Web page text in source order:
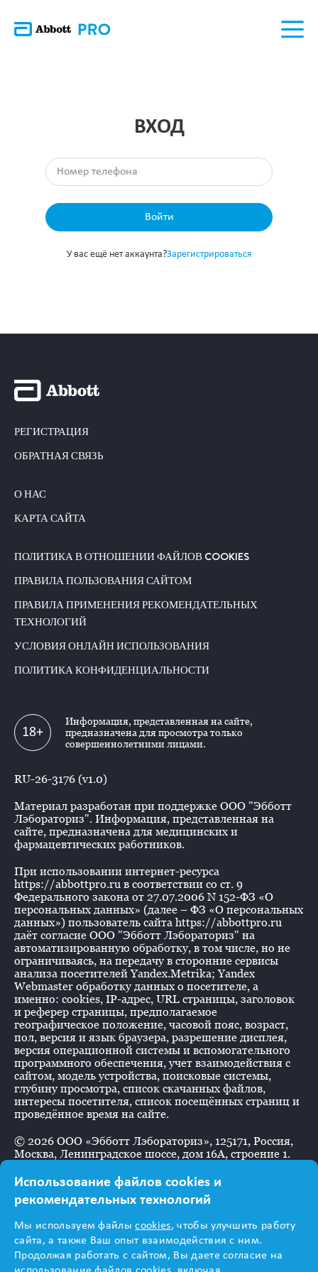
ВХОД
Войти
У вас ещё нет аккаунта?Зарегистрироваться
РЕГИСТРАЦИЯ
ОБРАТНАЯ СВЯЗЬ
О НАС
КАРТА САЙТА
ПОЛИТИКА В ОТНОШЕНИИ ФАЙЛОВ COOKIES
ПРАВИЛА ПОЛЬЗОВАНИЯ САЙТОМ
ПРАВИЛА ПРИМЕНЕНИЯ РЕКОМЕНДАТЕЛЬНЫХ
ТЕХНОЛОГИЙ
УСЛОВИЯ ОНЛАЙН ИСПОЛЬЗОВАНИЯ
ПОЛИТИКА КОНФИДЕНЦИАЛЬНОСТИ
18+
Информация, представленная на сайте,
предназначена для просмотра только
совершеннолетними лицами.
RU-26-3176 (v1.0)
Материал разработан при поддержке ООО "Эбботт
Лэбораториз". Информация, представленная на
сайте, предназначена для медицинских и
фармацевтических работников.
При использовании интернет-ресурса
https://abbottpro.ru в соответствии со ст. 9
Федерального закона от 27.07.2006 N 152-ФЗ «О
персональных данных» (далее – ФЗ «О персональных
данных») пользователь сайта https://abbottpro.ru
даёт согласие ООО "Эбботт Лэбораториз" на
автоматизированную обработку, в том числе, но не
ограничиваясь, на передачу в сторонние сервисы
анализа посетителей Yandex.Metrika; Yandex
Webmaster обработку данных о посетителе, а
именно: cookies, IP-адрес, URL страницы, заголовок
и реферер страницы, предполагаемое
географическое положение, часовой пояс, возраст,
пол, версия и язык браузера, разрешение дисплея,
версия операционной системы и вспомогательного
программного обеспечения, учет взаимодействия с
сайтом, модель устройства, поисковые системы,
глубину просмотра, список скачанных файлов,
интересы посетителя, список посещённых страниц и
проведённое время на сайте.
© 2026 ООО «Эбботт Лэбораториз», 125171, Россия,
Москва, Ленинградское шоссе, дом 16А, строение 1.
Информация
предназначена для
Использование файлов cookies и
рекомендательных технологий
Мы используем файлыcookies, чтобы улучшить работу
сайта, а также Ваш опыт взаимодействия с ним.
Продолжая работать с сайтом, Вы даете согласие на